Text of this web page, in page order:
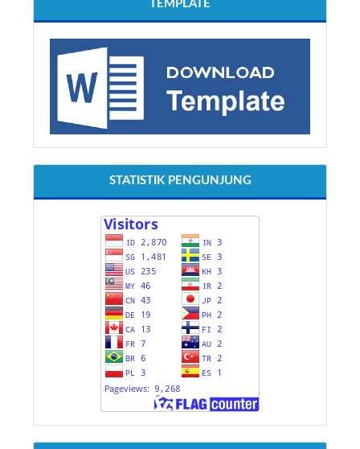
TEMPLATE
STATISTIK PENGUNJUNG